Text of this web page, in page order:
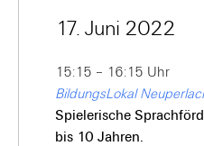
17. Juni 2022
15:15 – 16:15 Uhr
BildungsLokal
Spielerische
bis 10 Jahren.